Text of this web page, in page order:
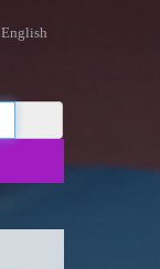
English